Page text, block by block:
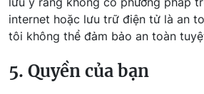
internet hoặc lưu trữ điện tử là an
tôi không thể đảm bảo an toàn
5. Quyền của bạn